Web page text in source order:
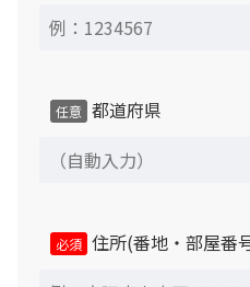
す。設置完了後商品到着後7
きなくなりますので、設置
当社による下見を希望され
任意 都道府県
必須 住所(番地・部屋番